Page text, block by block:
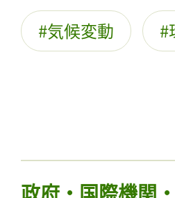
気候変動
政府・国際機関